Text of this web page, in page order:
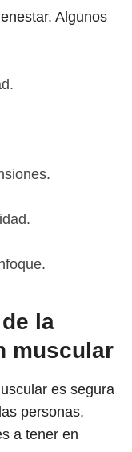
Algunos
la
muscular
es segura
personas,
a tener en